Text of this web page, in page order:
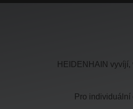
HEIDENHAIN
Pro individuální